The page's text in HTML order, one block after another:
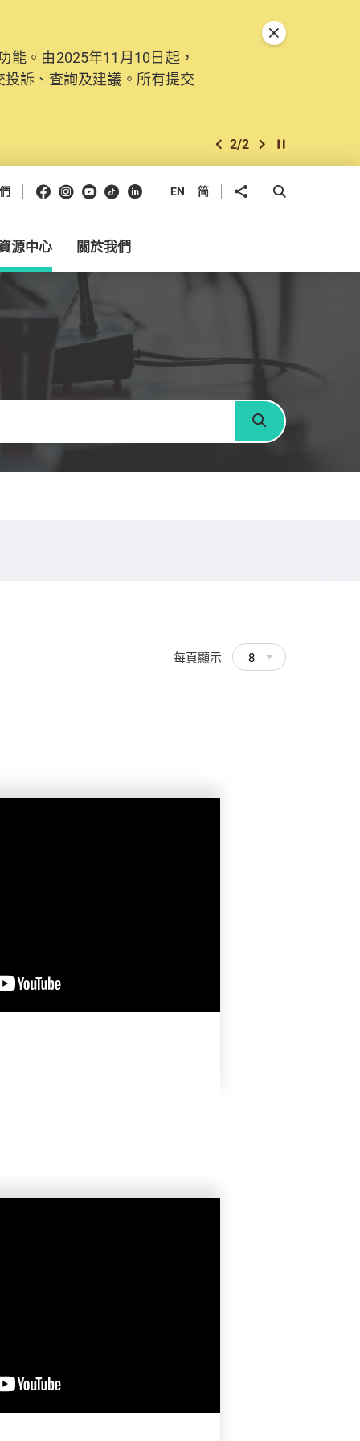
。由2025年11月10日起，
訴、查詢及建議。所有提交
上一個
2/2 下一個開始/暫停幻燈
關閉特別通告
Facebook
Instagram
Youtube
抖音領英 EN 简 分享到 開啟搜尋框
源中心 關於我們
搜尋
每頁顯示 8